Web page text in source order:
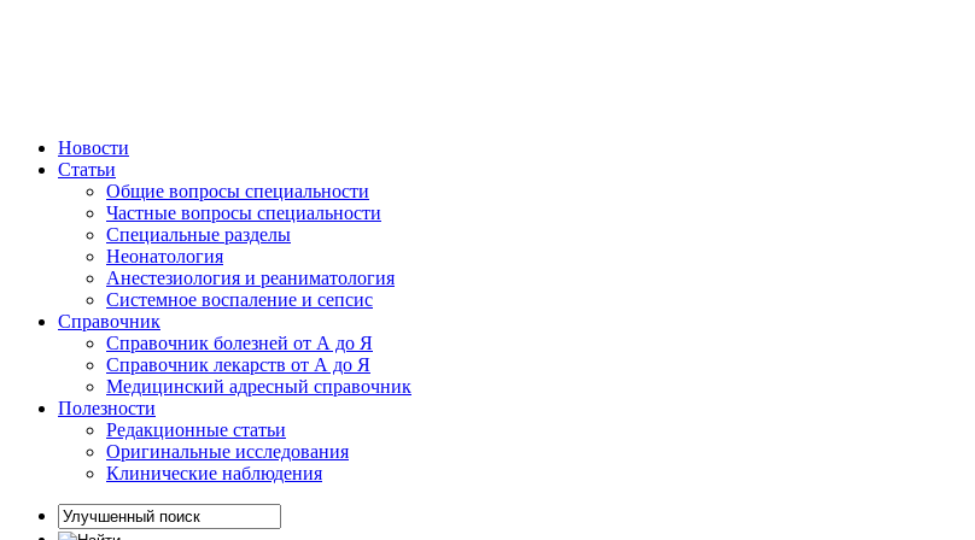
Новости
Статьи
Общие вопросы специальности
Частные вопросы специальности
Специальные разделы
Неонатология
Анестезиология и реаниматология
Системное воспаление и сепсис
Справочник
Справочник болезней от А до Я
Справочник лекарств от А до Я
Медицинский адресный справочник
Полезности
Редакционные статьи
Оригинальные исследования
Клинические наблюдения